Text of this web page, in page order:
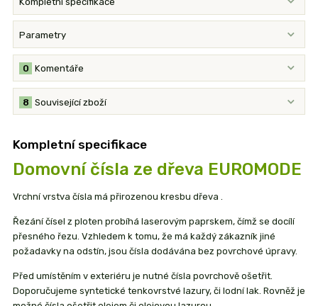
Parametry
Komentáře
0
Související zboží
8
Kompletní specifikace
Domovní čísla ze dřeva EUROMODE
Vrchní vrstva čísla má přirozenou kresbu dřeva .
Řezání čísel z ploten probíhá laserovým paprskem, čímž se docílí
přesného řezu. Vzhledem k tomu, že má každý zákazník jiné
požadavky na odstín, jsou čísla dodávána bez povrchové úpravy.
Před umístěním v exteriéru je nutné čísla povrchově ošetřit.
Doporučujeme syntetické tenkovrstvé lazury, či lodní lak. Rovněž je